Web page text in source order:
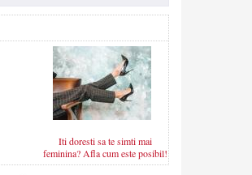
Iti doresti sa te simti mai
feminina? Afla cum este posibil!